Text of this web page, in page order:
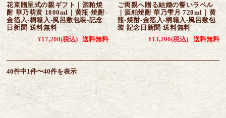
花束贈呈式の親ギフト｜酒粕焼
酎 華乃萌黄 1800ml｜黄瓶-焼酎-
金箔入-桐箱入-風呂敷包装-記念
日新聞-送料無料
¥17,200(税込) 送料無料
ご両親へ贈る結婚の誓いラベル
｜酒粕焼酎 華乃雫月 720ml｜黄
瓶-焼酎-金箔入-桐箱入-風呂敷包
装-記念日新聞-送料無料
¥13,200(税込) 送料無料
40件中1件〜40件を表示